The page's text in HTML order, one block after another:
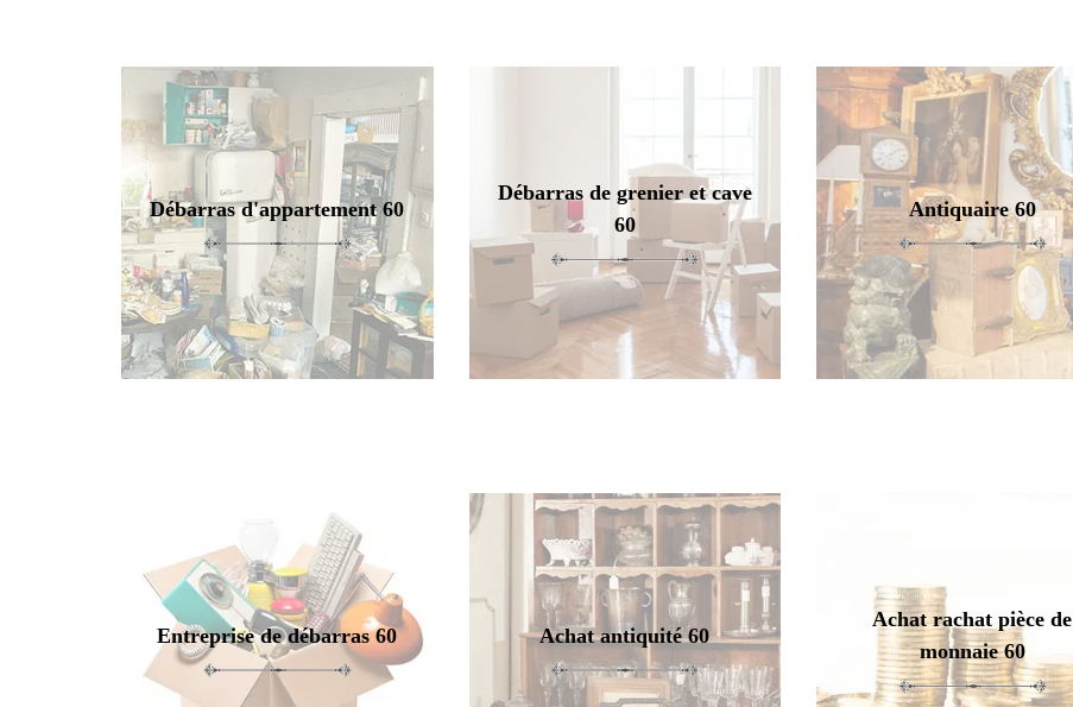
Débarras d'appartement 60
Débarras de grenier et cave
60
Antiquaire 60
Entreprise de débarras 60 Achat antiquité 60
Achat rachat pièce de
monnaie 60